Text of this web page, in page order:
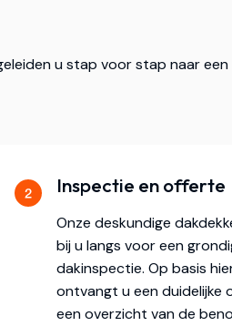
u stap voor stap naar
Inspectie en offerte
Onze deskundige
bij u langs voor een
dakinspectie. Op basis
ontvangt u een duidelijke
een overzicht van de